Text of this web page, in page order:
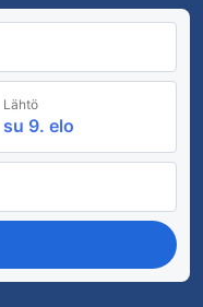
Lähtö
su 9. elo